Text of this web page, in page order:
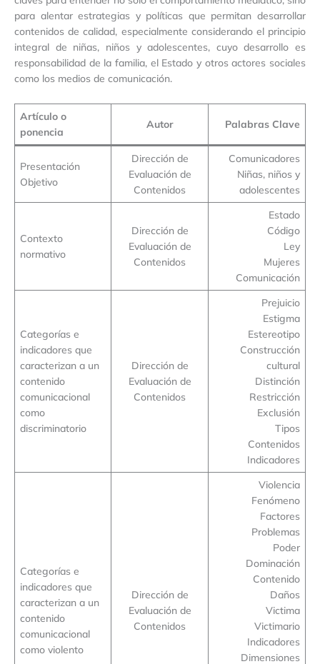
para alentar estrategias y políticas que permitan desarrollar
contenidos de calidad, especialmente considerando el principio
integral de niñas, niños y adolescentes, cuyo desarrollo es
responsabilidad de la familia, el Estado y otros actores sociales
como los medios de comunicación.
Artículo o
ponencia
Autor Palabras Clave
Presentación
Objetivo
Dirección de
Evaluación de
Contenidos
Comunicadores
Niñas, niños y
adolescentes
Contexto
normativo
Dirección de
Evaluación de
Contenidos
Estado
Código
Ley
Mujeres
Comunicación
Categorías e
indicadores que
caracterizan a un
contenido
comunicacional
como
discriminatorio
Dirección de
Evaluación de
Contenidos
Prejuicio
Estigma
Estereotipo
Construcción
cultural
Distinción
Restricción
Exclusión
Tipos
Contenidos
Indicadores
Categorías e
indicadores que
caracterizan a un
contenido
comunicacional
como violento
Dirección de
Evaluación de
Contenidos
Violencia
Fenómeno
Factores
Problemas
Poder
Dominación
Contenido
Daños
Victima
Victimario
Indicadores
Dimensiones